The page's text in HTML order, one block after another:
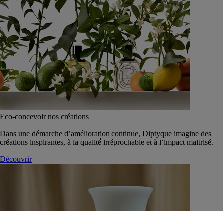
Eco-concevoir nos créations
Dans une démarche d’amélioration continue, Diptyque imagine des
créations inspirantes, à la qualité́ irréprochable et à l’impact maitrisé.
Découvrir